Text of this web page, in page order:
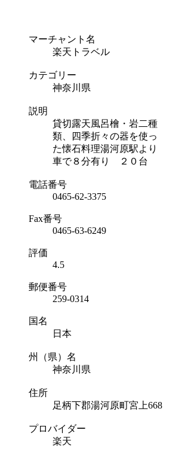
マーチャント名
楽天トラベル
カテゴリー
神奈川県
説明
貸切露天風呂檜・岩二種
類、四季折々の器を使っ
た懐石料理湯河原駅より
車で８分有り ２０台
電話番号
0465-62-3375
Fax番号
0465-63-6249
評価
4.5
郵便番号
259-0314
国名
日本
州（県）名
神奈川県
住所
足柄下郡湯河原町宮上668
プロバイダー
楽天